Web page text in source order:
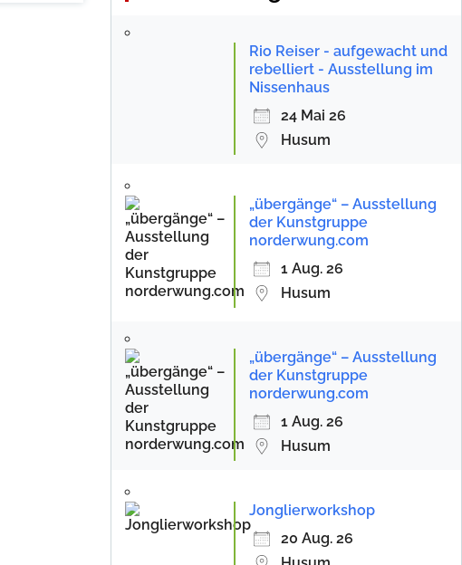
Rio Reiser - aufgewacht und
rebelliert - Ausstellung im
Nissenhaus
24 Mai 26
Husum
„übergänge“ – Ausstellung
der Kunstgruppe
norderwung.com
1 Aug. 26
Husum
„übergänge“ – Ausstellung
der Kunstgruppe
norderwung.com
1 Aug. 26
Husum
Jonglierworkshop
20 Aug. 26